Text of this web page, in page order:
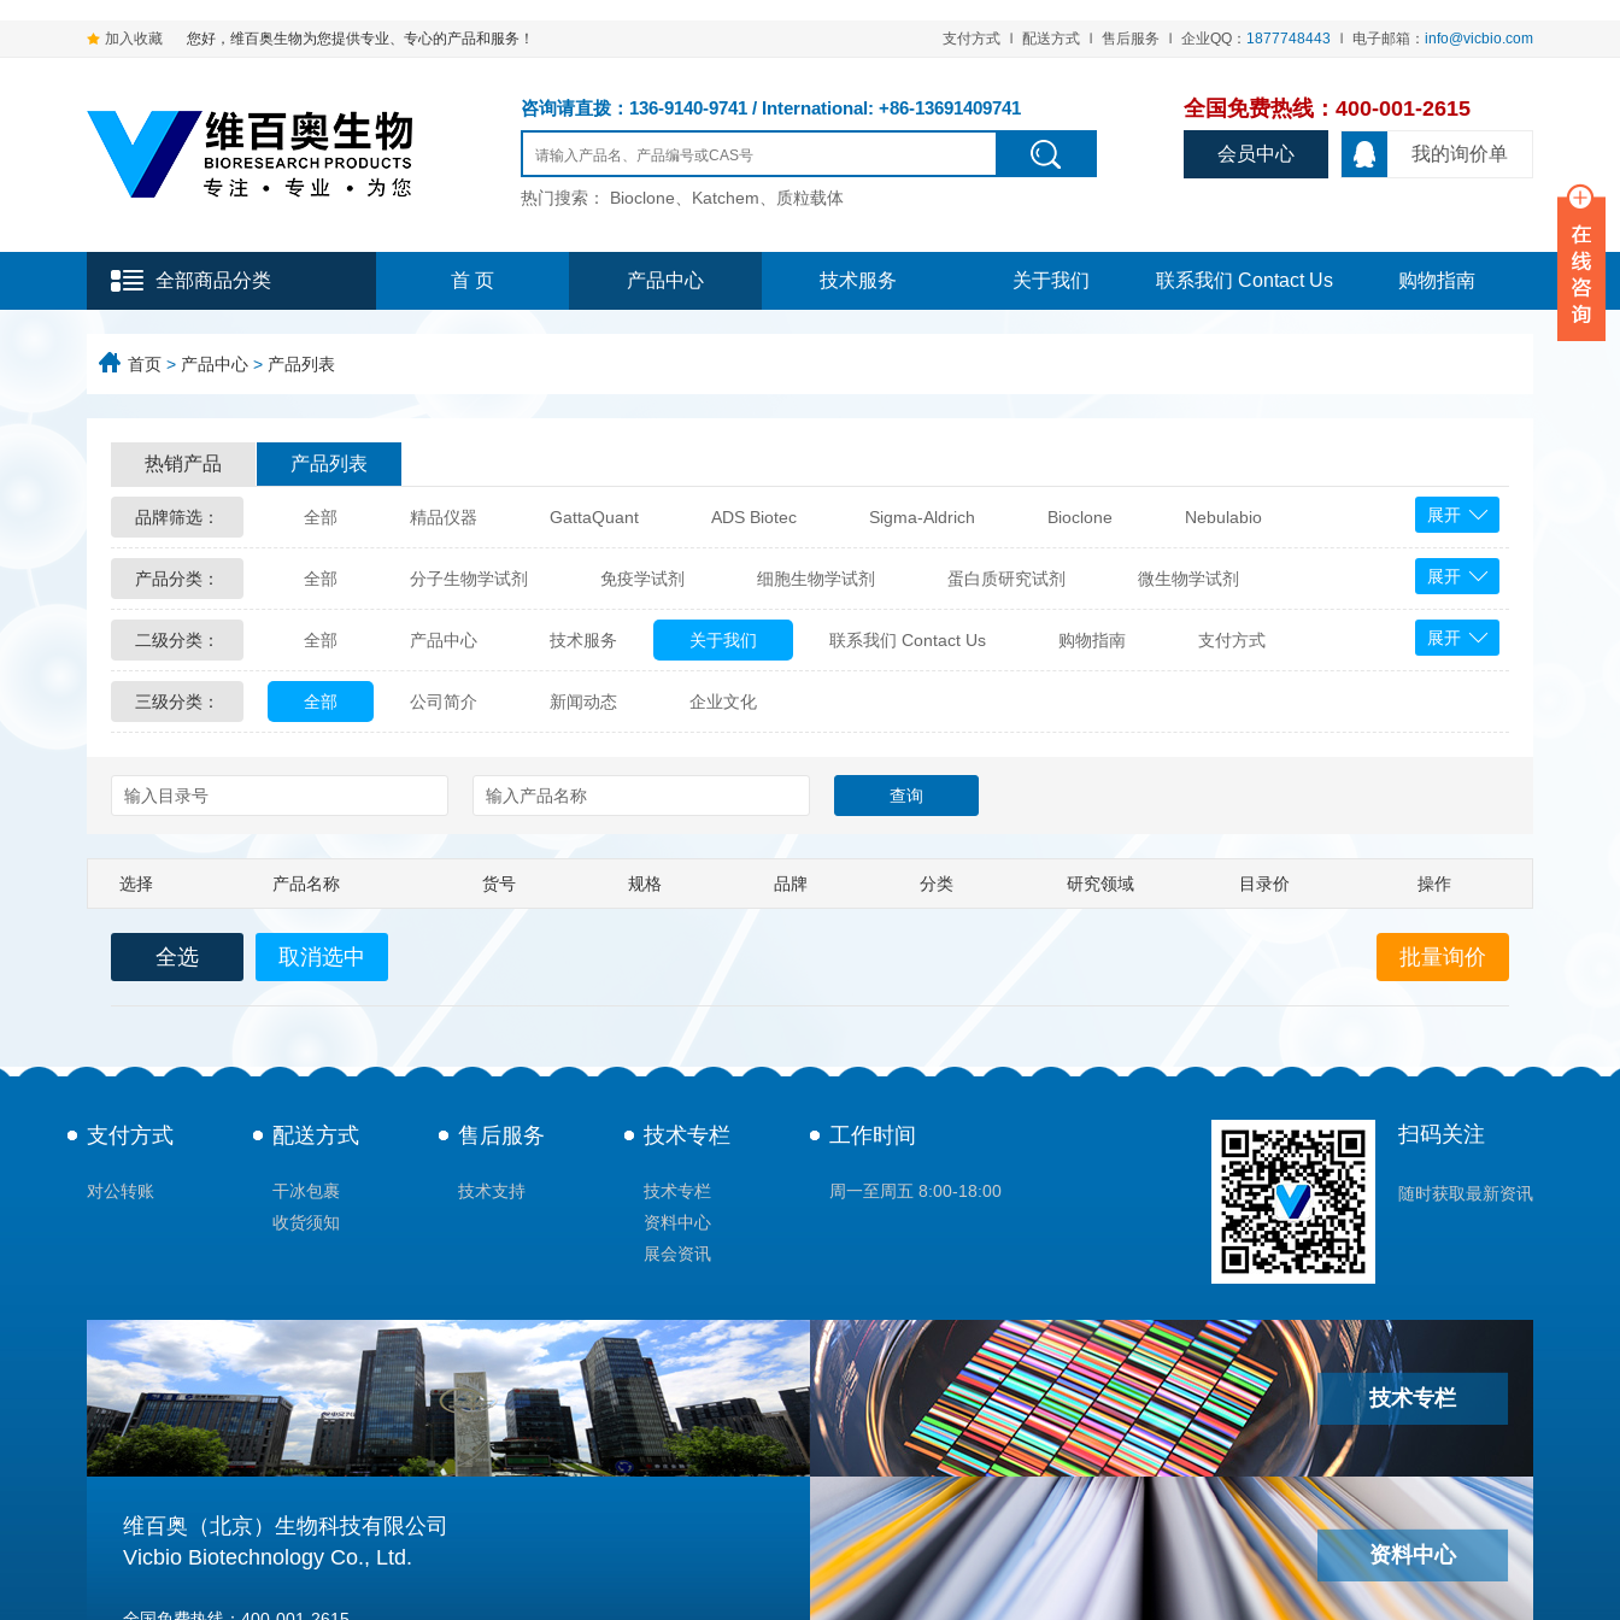
加入收藏 您好，维百奥生物为您提供专业、专心的产品和服务！ 支付方式 配送方式 售后服务 企业QQ： 1877748443 电子邮箱： info@vicbio.com
咨询请直拨：136-9140-9741 / International: +86-13691409741
热门搜索： Bioclone、Katchem、质粒载体
全国免费热线：400-001-2615
我的询价单
会员中心
全部商品分类 首 页 产品中心 技术服务 关于我们 联系我们 Contact Us 购物指南
首页 > 产品中心 > 产品列表
热销产品 产品列表
品牌筛选： 全部 精品仪器 GattaQuant ADS Biotec Sigma-Aldrich Bioclone Nebulabio
Glycon Biochem Sterlitech 热销产品 辰辉创聚生物® (Nebulabio) BPS Bioscience
Echelon Biosciences Verichem Laboratories Vicbio Biotech Click Chemistry Tools Bioassay Systems
Affinity Biologicals Kingfisher Biotech Vector Labs
Berry & Associates Hybrid Plastics Milenia Biotec Sunrise Science
LGC Maine Standards
展开
产品分类： 全部 分子生物学试剂 免疫学试剂 细胞生物学试剂 蛋白质研究试剂 微生物学试剂
化学及生物化学试剂 材料学试剂 仪器及设备 耗材及常用物品 其他产品
展开
二级分类： 全部 产品中心 技术服务 关于我们 联系我们 Contact Us 购物指南 支付方式
配送方式 售后服务 技术专栏
展开
三级分类： 全部 公司简介 新闻动态 企业文化
选择 产品名称 货号 规格 品牌 分类 研究领域 目录价 操作
全选 取消选中
支付方式
对公转账
配送方式
干冰包裹
收货须知
售后服务
技术支持
技术专栏
技术专栏
资料中心
展会资讯
工作时间
周一至周五 8:00-18:00
扫码关注
随时获取最新资讯
维百奥（北京）生物科技有限公司
Vicbio Biotechnology Co., Ltd.
技术专栏
资料中心